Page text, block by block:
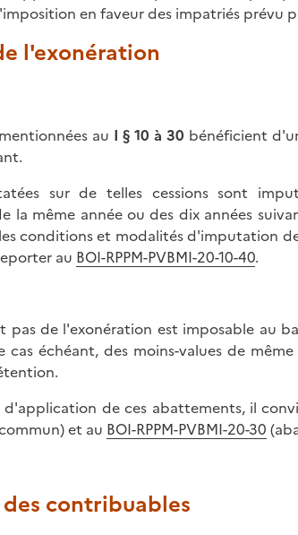
en faveur des impatriés prévu
l'exonération
au I § 10 à 30 bénéficient
sur de telles cessions sont
la même année ou des dix années
conditions et modalités d'imputation
au BOI-RPPM-PVBMI-20-10-40.
pas de l'exonération est imposable au
échéant, des moins-values de
d'application de ces abattements, il
et au BOI-RPPM-PVBMI-20-30
contribuables